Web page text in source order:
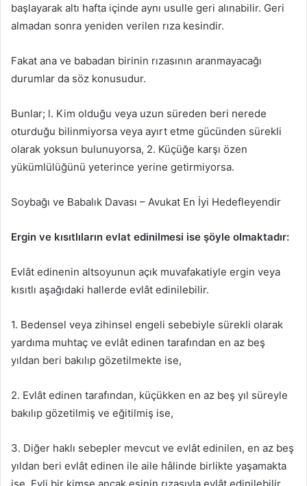
başlayarak altı hafta içinde aynı usulle geri alınabilir. Geri
almadan sonra yeniden verilen rıza kesindir.
Fakat ana ve babadan birinin rızasının aranmayacağı
durumlar da söz konusudur.
Bunlar; l. Kim olduğu veya uzun süreden beri nerede
oturduğu bilinmiyorsa veya ayırt etme gücünden sürekli
olarak yoksun bulunuyorsa, 2. Küçüğe karşı özen
yükümlülüğünü yeterince yerine getirmiyorsa.
Soybağı ve Babalık Davası – Avukat En İyi Hedefleyendir
Ergin ve kısıtlıların evlat edinilmesi ise şöyle olmaktadır:
Evlât edinenin altsoyunun açık muvafakatiyle ergin veya
kısıtlı aşağıdaki hallerde evlât edinilebilir.
1. Bedensel veya zihinsel engeli sebebiyle sürekli olarak
yardıma muhtaç ve evlât edinen tarafından en az beş
yıldan beri bakılıp gözetilmekte ise,
2. Evlât edinen tarafından, küçükken en az beş yıl süreyle
bakılıp gözetilmiş ve eğitilmiş ise,
3. Diğer haklı sebepler mevcut ve evlât edinilen, en az beş
yıldan beri evlât edinen ile aile hâlinde birlikte yaşamakta
ise. Evli bir kimse ancak eşinin rızasıyla evlât edinilebilir.